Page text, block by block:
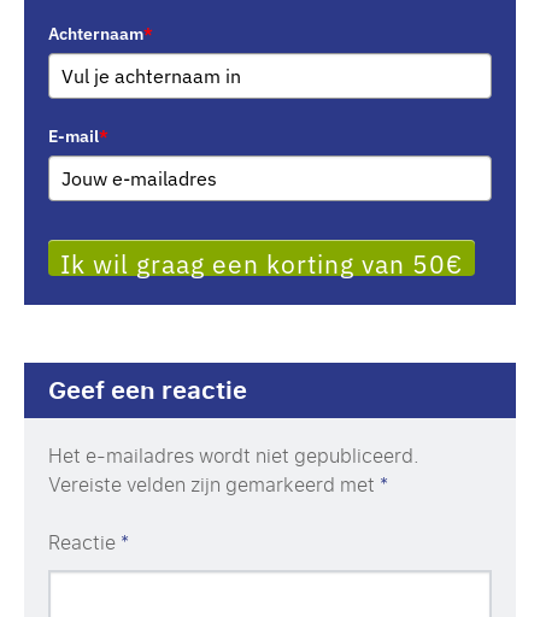
Achternaam*
E-mail*
Ik wil graag een korting van 50€
Geef een reactie
Het e-mailadres wordt niet gepubliceerd.
Vereiste velden zijn gemarkeerd met *
Reactie*